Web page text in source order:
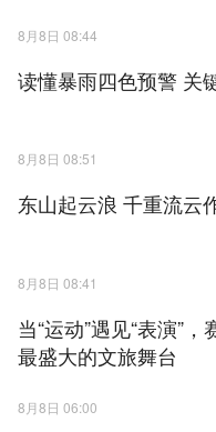
8月8日 08:44
读懂暴
8月8日 08:51
东山起云浪 千重流云
8月8日 08:41
当“运动”遇见“表演”，
最盛大的文旅舞台
8月8日 06:00